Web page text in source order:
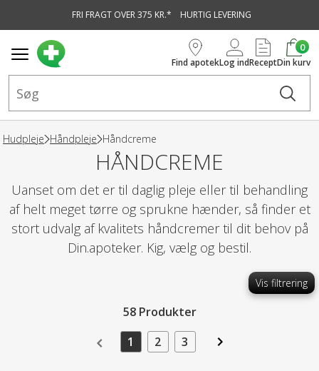
FRI FRAGT OVER 375 KR.* HURTIG LEVERING
Find apotekLog indRecept
0
Din kurv
Hudpleje Håndpleje Håndcreme
HÅNDCREME
Uanset om det er til daglig pleje eller til behandling
af helt meget tørre og sprukne hænder, så finder et
stort udvalg af kvalitets håndcremer til dit behov på
Din.apoteker. Kig, vælg og bestil.
Vis filtrering
58 Produkter
1
2 3